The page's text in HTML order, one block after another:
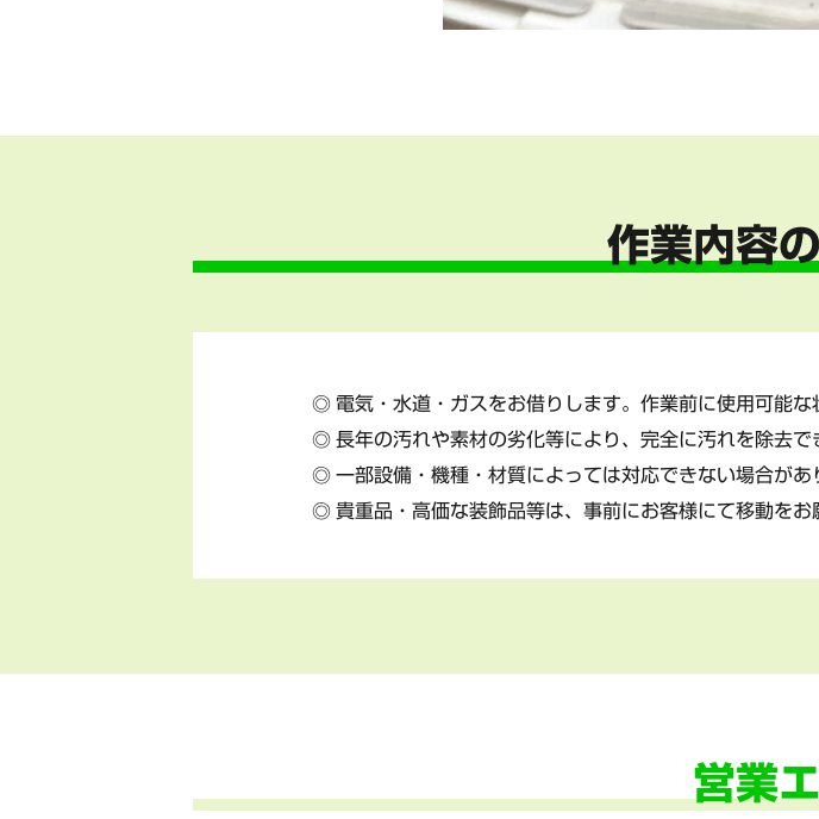
作業内容
電気・水道・ガスをお借りします。作業前に使用可能な
長年の汚れや素材の劣化等により、完全に汚れを除去で
一部設備・機種・材質によっては対応できない場合が
貴重品・高価な装飾品等は、事前にお客様にて移動をお
営業